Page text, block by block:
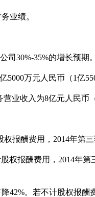
业绩。
司 30%-35%的增长预期。
亿5000万元人民币（1亿
营业收入为8亿元人民币
权报酬费用， 2014年第
权报酬费用， 2014年第
42%。若不计股权报酬